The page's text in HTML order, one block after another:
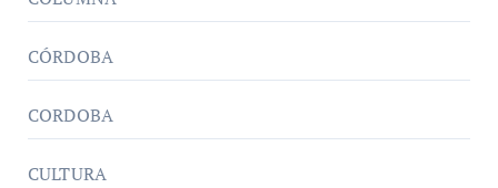
CÓRDOBA
CORDOBA
CULTURA